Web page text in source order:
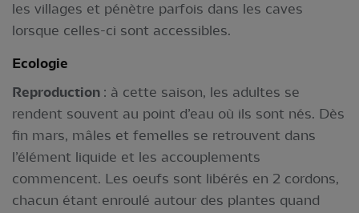
les villages et pénètre parfois dans les caves
lorsque celles-ci sont accessibles.
Ecologie
Reproduction : à cette saison, les adultes se
rendent souvent au point d’eau où ils sont nés. Dès
fin mars, mâles et femelles se retrouvent dans
l’élément liquide et les accouplements
commencent. Les oeufs sont libérés en 2 cordons,
chacun étant enroulé autour des plantes quand